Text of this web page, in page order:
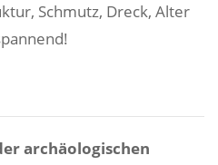
Schmutz, Dreck, Alter
archäologischen